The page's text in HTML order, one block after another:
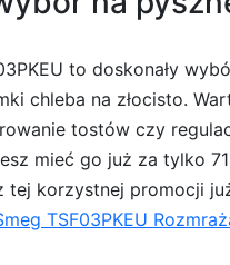
to doskonały
chleba na złocisto.
tostów czy
mieć go już za tylko
tej korzystnej promocji
TSF03PKEU